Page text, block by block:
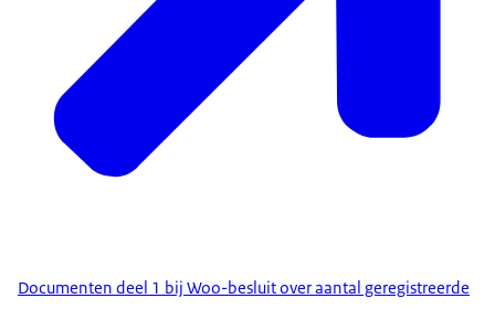
Documenten deel 1 bij Woo-besluit over aantal geregistreerde